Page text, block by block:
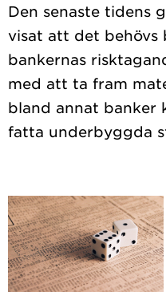
Den senaste tidens
visat att det
bankernas
med att ta fram
bland annat banker